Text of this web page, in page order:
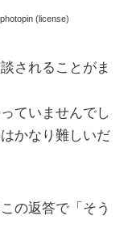
(license)
されることがま
ていませんでし
かなり難しいだ
の返答で「そう